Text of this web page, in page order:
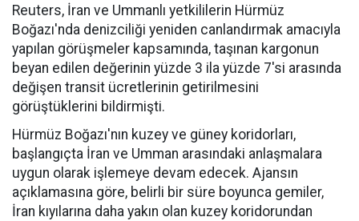
Reuters, İran ve Ummanlı yetkililerin Hürmüz
Boğazı'nda denizciliği yeniden canlandırmak amacıyla
yapılan görüşmeler kapsamında, taşınan kargonun
beyan edilen değerinin yüzde 3 ila yüzde 7'si arasında
değişen transit ücretlerinin getirilmesini
görüştüklerini bildirmişti.
Hürmüz Boğazı'nın kuzey ve güney koridorları,
başlangıçta İran ve Umman arasındaki anlaşmalara
uygun olarak işlemeye devam edecek. Ajansın
açıklamasına göre, belirli bir süre boyunca gemiler,
İran kıyılarına daha yakın olan kuzey koridorundan